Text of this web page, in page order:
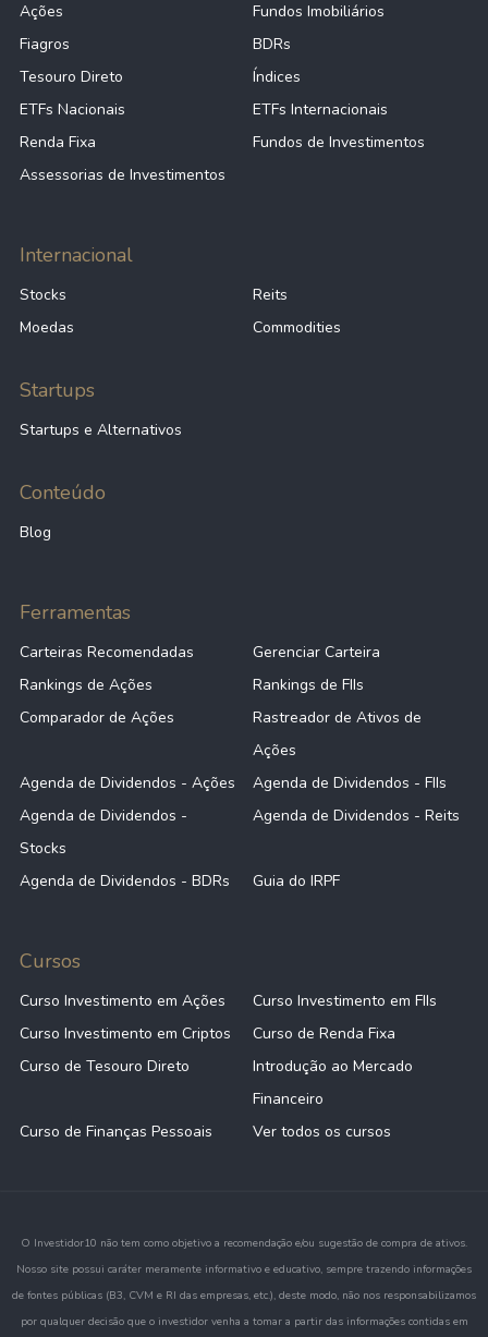
Ações
Fundos Imobiliários
Fiagros
BDRs
Tesouro Direto
Índices
ETFs Nacionais
ETFs Internacionais
Renda Fixa
Fundos de Investimentos
Assessorias de Investimentos
Internacional
Stocks
Reits
Moedas
Commodities
Startups
Startups e Alternativos
Conteúdo
Blog
Ferramentas
Carteiras Recomendadas
Gerenciar Carteira
Rankings de Ações
Rankings de FIIs
Comparador de Ações
Rastreador de Ativos de
Ações
Agenda de Dividendos - Ações
Agenda de Dividendos - FIIs
Agenda de Dividendos -
Stocks
Agenda de Dividendos - Reits
Agenda de Dividendos - BDRs Guia do IRPF
Cursos
Curso Investimento em Ações
Curso Investimento em FIIs
Curso Investimento em Criptos
Curso de Renda Fixa
Curso de Tesouro Direto
Introdução ao Mercado
Financeiro
Curso de Finanças Pessoais
Ver todos os cursos
O Investidor10 não tem como objetivo a recomendação e/ou sugestão de compra de ativos.
Nosso site possui caráter meramente informativo e educativo, sempre trazendo informações
de fontes públicas (B3, CVM e RI das empresas, etc.), deste modo, não nos responsabilizamos
por qualquer decisão que o investidor venha a tomar a partir das informações contidas em